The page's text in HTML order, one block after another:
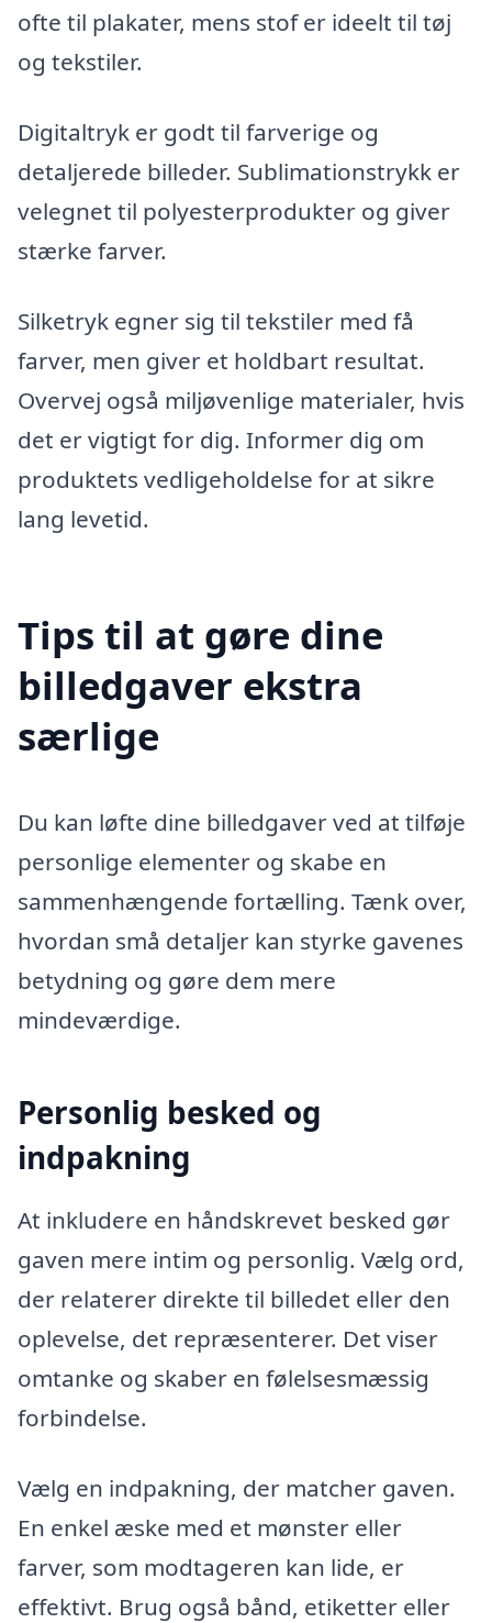
ofte til plakater, mens stof er ideelt til tøj
og tekstiler.
Digitaltryk er godt til farverige og
detaljerede billeder. Sublimationstrykk er
velegnet til polyesterprodukter og giver
stærke farver.
Silketryk egner sig til tekstiler med få
farver, men giver et holdbart resultat.
Overvej også miljøvenlige materialer, hvis
det er vigtigt for dig. Informer dig om
produktets vedligeholdelse for at sikre
lang levetid.
Tips til at gøre dine
billedgaver ekstra
særlige
Du kan løfte dine billedgaver ved at tilføje
personlige elementer og skabe en
sammenhængende fortælling. Tænk over,
hvordan små detaljer kan styrke gavenes
betydning og gøre dem mere
mindeværdige.
Personlig besked og
indpakning
At inkludere en håndskrevet besked gør
gaven mere intim og personlig. Vælg ord,
der relaterer direkte til billedet eller den
oplevelse, det repræsenterer. Det viser
omtanke og skaber en følelsesmæssig
forbindelse.
Vælg en indpakning, der matcher gaven.
En enkel æske med et mønster eller
farver, som modtageren kan lide, er
effektivt. Brug også bånd, etiketter eller